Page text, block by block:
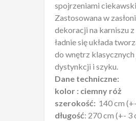
spojrzeniami
Zastosowana w
dekoracji na karniszu
ładnie się układa
do wnętrz
dystynkcji i szyku.
Dane techniczne:
kolor : ciemny róż
szerokość: 140 cm
długość: 270 cm (+- 3